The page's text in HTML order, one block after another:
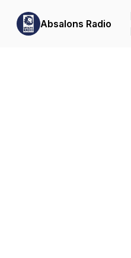
Absalons Radio